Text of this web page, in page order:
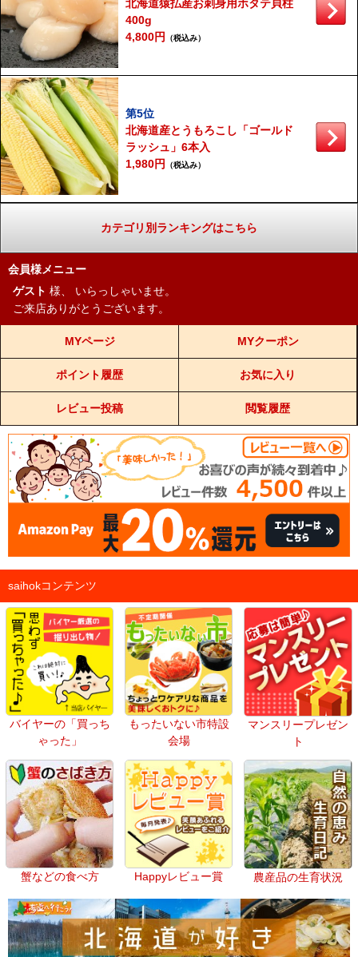
北海道猿払産お刺身用ホタテ貝柱
400g
4,800円
（税込み）
第5位
北海道産とうもろこし「ゴールド
ラッシュ」6本入
1,980円
（税込み）
カテゴリ別ランキングはこちら
会員様メニュー
ゲスト 様、
いらっしゃいませ。
ご来店ありがとうございます。
MYページ MYクーポン
ポイント履歴 お気に入り
レビュー投稿 閲覧履歴
saihokコンテンツ
バイヤーの「買っち
ゃった」
もったいない市特設
会場
マンスリープレゼン
ト
蟹などの食べ方 Happyレビュー賞 農産品の生育状況